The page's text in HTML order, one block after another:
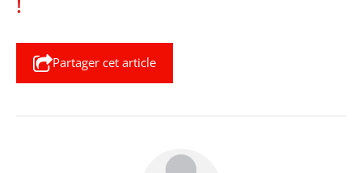
Partager cet article